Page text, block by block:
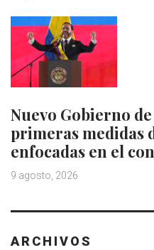
Nuevo Gobierno
primeras medidas
enfocadas en el
9 agosto, 2026
ARCHIVOS